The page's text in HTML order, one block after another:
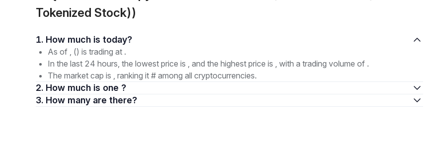
Tokenized Stock))
1. How much is today?
As of , () is trading at .
In the last 24 hours, the lowest price is , and the highest price is , with a trading volume of .
The market cap is , ranking it # among all cryptocurrencies.
2. How much is one ?
3. How many are there?